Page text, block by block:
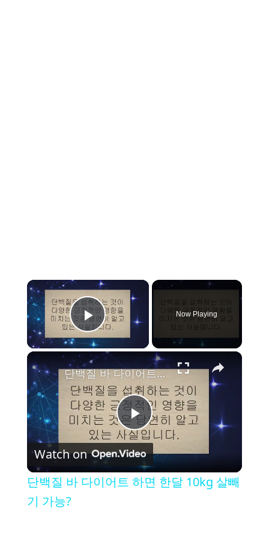
×
Play Video
Now Playing
×
P
l
단백질 바 다이어트 하면 한달 10kg 살빼기 가능?
Watch on
단백질 바 다이어트 하면 한달 10kg 살빼
기 가능?